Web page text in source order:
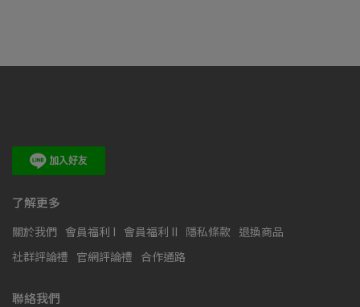
了解更多
關於我們 會員福利 I 會員福利 II 隱私條款 退換商品
社群評論禮 官網評論禮 合作通路
聯絡我們